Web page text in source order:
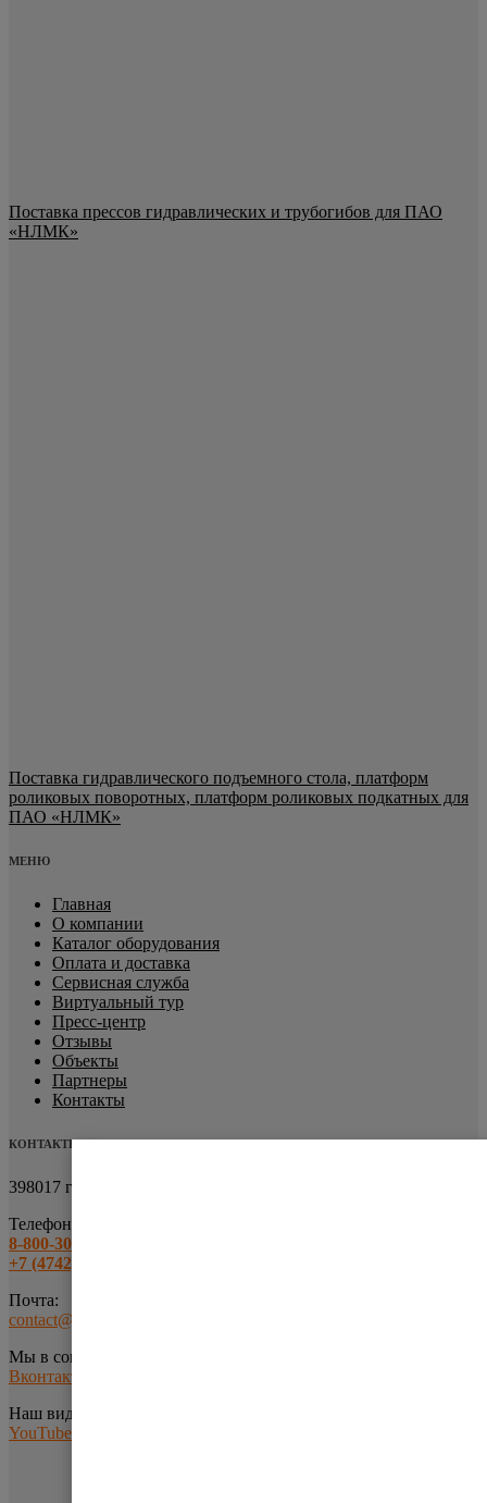
Поставка прессов гидравлических и трубогибов для ПАО
«НЛМК»
Поставка гидравлического подъемного стола, платформ
роликовых поворотных, платформ роликовых подкатных для
ПАО «НЛМК»
МЕНЮ
Главная
О компании
Каталог оборудования
Оплата и доставка
Сервисная служба
Виртуальный тур
Пресс-центр
Отзывы
Объекты
Партнеры
Контакты
КОНТАКТЫ
398017 г.Липецк
Телефоны:
8-800-301-63-10
+7 (4742) 43-17-43
Почта:
contact@uliss-sklad.ru
Мы в соц.сетях:
Вконтакте
Наш видео-канал:
YouTube